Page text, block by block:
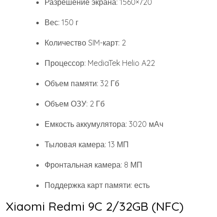
Разрешение экрана: 1560×720
Вес: 150 г
Количество SIM-карт: 2
Процессор: MediaTek Helio A22
Объем памяти: 32 Гб
Объем ОЗУ: 2 Гб
Емкость аккумулятора: 3020 мАч
Тыловая камера: 13 МП
Фронтальная камера: 8 МП
Поддержка карт памяти: есть
Xiaomi Redmi 9C 2/32GB (NFC)